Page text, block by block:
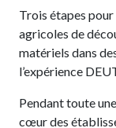
Trois étapes
agricoles de
matériels dans
l’expérience
Pendant toute
cœur des